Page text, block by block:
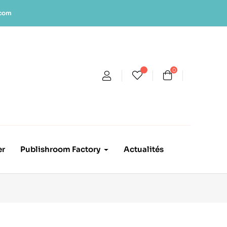
0
Publishroom Factory Actualités